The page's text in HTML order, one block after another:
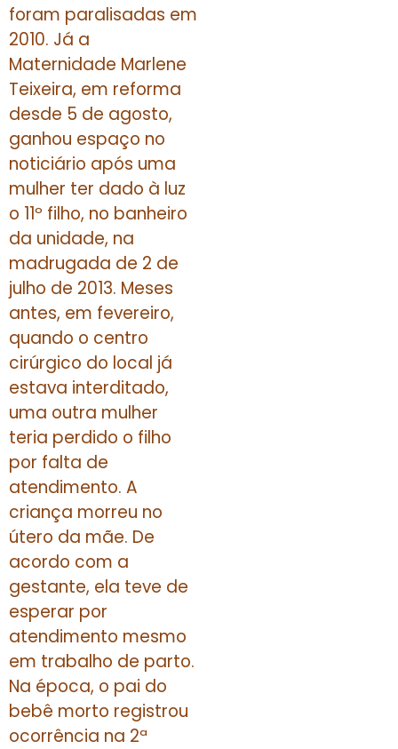
foram paralisadas em
2010. Já a
Maternidade Marlene
Teixeira, em reforma
desde 5 de agosto,
ganhou espaço no
noticiário após uma
mulher ter dado à luz
o 11º filho, no banheiro
da unidade, na
madrugada de 2 de
julho de 2013. Meses
antes, em fevereiro,
quando o centro
cirúrgico do local já
estava interditado,
uma outra mulher
teria perdido o filho
por falta de
atendimento. A
criança morreu no
útero da mãe. De
acordo com a
gestante, ela teve de
esperar por
atendimento mesmo
em trabalho de parto.
Na época, o pai do
bebê morto registrou
ocorrência na 2ª